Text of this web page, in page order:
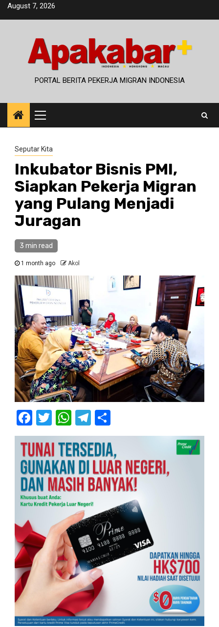
SkipAugust 7, 2026
PORTAL BERITA PEKERJA MIGRAN INDONESIA
Primary
Menu
Seputar Kita
Inkubator Bisnis PMI,
Siapkan Pekerja Migran
yang Pulang Menjadi
Juragan
3 min read
1 month ago Akol
Facebook
Twitter
WhatsApp
Telegram